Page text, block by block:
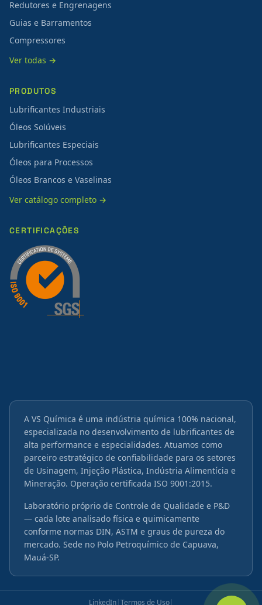
Redutores e Engrenagens
Guias e Barramentos
Compressores
Ver todas →
PRODUTOS
Lubrificantes Industriais
Óleos Solúveis
Lubrificantes Especiais
Óleos para Processos
Óleos Brancos e Vaselinas
Ver catálogo completo →
CERTIFICAÇÕES
A VS Química é uma indústria química 100% nacional,
especializada no desenvolvimento de lubrificantes de
alta performance e especialidades. Atuamos como
parceiro estratégico de confiabilidade para os setores
de Usinagem, Injeção Plástica, Indústria Alimentícia e
Mineração. Operação certificada ISO 9001:2015.
Laboratório próprio de Controle de Qualidade e P&D
— cada lote analisado física e quimicamente
conforme normas DIN, ASTM e graus de pureza do
mercado. Sede no Polo Petroquímico de Capuava,
Mauá-SP.
LinkedIn|Termos de Uso|